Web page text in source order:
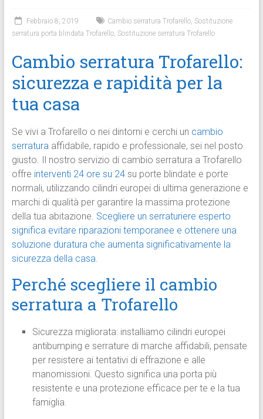
Febbraio 8, 2019 Cambio serratura Trofarello, Sostituzione
serratura porta blindata Trofarello, Sostituzione serratura Trofarello
Cambio serratura Trofarello:
sicurezza e rapidità per la
tua casa
Se vivi a Trofarello o nei dintorni e cerchi un cambio
serraturaaffidabile, rapido e professionale, sei nel posto
giusto. Il nostro servizio di cambio serratura a Trofarello
offre interventi 24 ore su 24su porte blindate e porte
normali, utilizzando cilindri europei di ultima generazione e
marchi di qualità per garantire la massima protezione
della tua abitazione. Scegliere un serraturiere esperto
significa evitare riparazioni temporanee e ottenere una
soluzione duratura che aumenta significativamente la
sicurezza della casa.
Perché scegliere il cambio
serratura a Trofarello
Sicurezza migliorata: installiamo cilindri europei
antibumping e serrature di marche affidabili, pensate
per resistere ai tentativi di effrazione e alle
manomissioni. Questo significa una porta più
resistente e una protezione efficace per te e la tua
famiglia.